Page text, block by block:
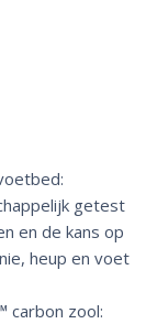
getest
en de kans op
heup en voet
carbon zool: